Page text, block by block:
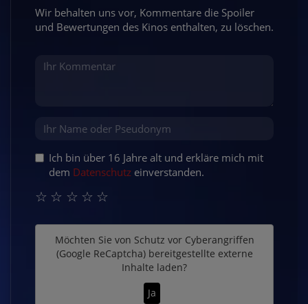
Wir behalten uns vor, Kommentare die Spoiler
und Bewertungen des Kinos enthalten, zu löschen.
Ich bin über 16 Jahre alt und erkläre mich mit
dem Datenschutz einverstanden.
☆
☆
☆
☆
☆
Möchten Sie von Schutz vor Cyberangriffen
(Google ReCaptcha)bereitgestellte externe
Inhalte laden?
Ja